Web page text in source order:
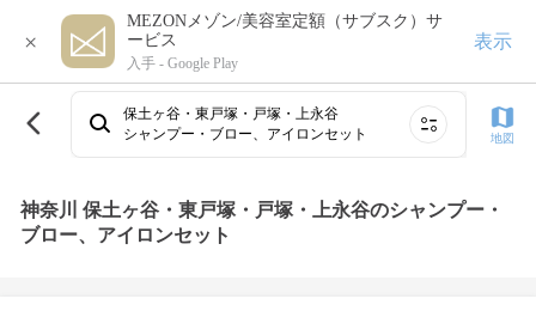
×
MEZONメゾン/美容室定額（サブスク）サ
ービス
入手 - Google Play
表示
保土ヶ谷・東戸塚・戸塚・上永谷
シャンプー・ブロー、アイロンセット
地図
神奈川 保土ヶ谷・東戸塚・戸塚・上永谷のシャンプー・
ブロー、アイロンセット